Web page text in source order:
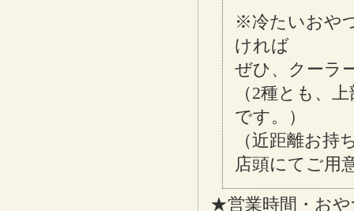
※冷たいおや
ければ
ぜひ、クーラ
（2種とも、
です。）
（近距離お持
店頭にてご用
★営業時間・お